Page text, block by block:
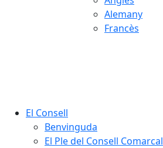
Alemany
Francès
El Consell
Benvinguda
El Ple del Consell Comarcal